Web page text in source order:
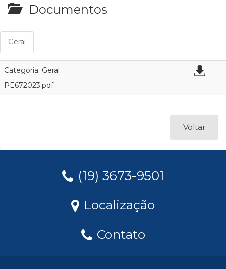
Documentos
Geral
Categoria: Geral
PE672023.pdf
Voltar
(19) 3673-9501
Localização
Contato